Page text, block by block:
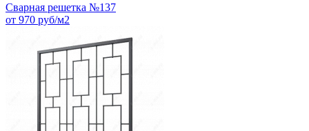
Сварная решетка №137
от 970 руб/м2